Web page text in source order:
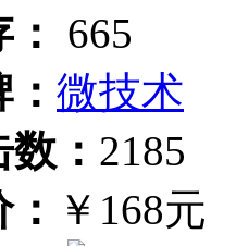
665
微技术
： 2185
￥168元